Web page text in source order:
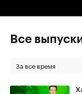
Все
За все время